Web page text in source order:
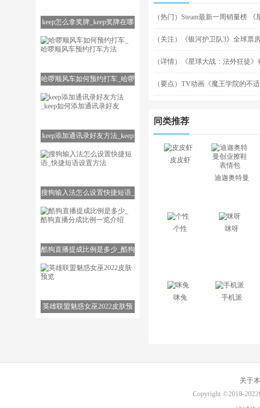
keep怎么拿奖牌_keep奖牌在哪
哈啰顺风车如何预约打车_哈啰
keep添加通讯录好友方法_keep
搜狗输入法怎么设置快捷短语_
酷狗直播提成比例是多少_酷狗
英雄联盟魅惑女巫2022皮肤预
（热门）Steam最新一周销量榜
6》二连冠
（关注）《银河护卫队3》全球票
8.5分
（详情）《星球大战：法外狂徒
（要点）TV动画《魔王学院的不
同类推荐
皮皮虾
迪迦奥特曼
个性 咪呀
咪兔 手机派
关于
Copyright ©2018-